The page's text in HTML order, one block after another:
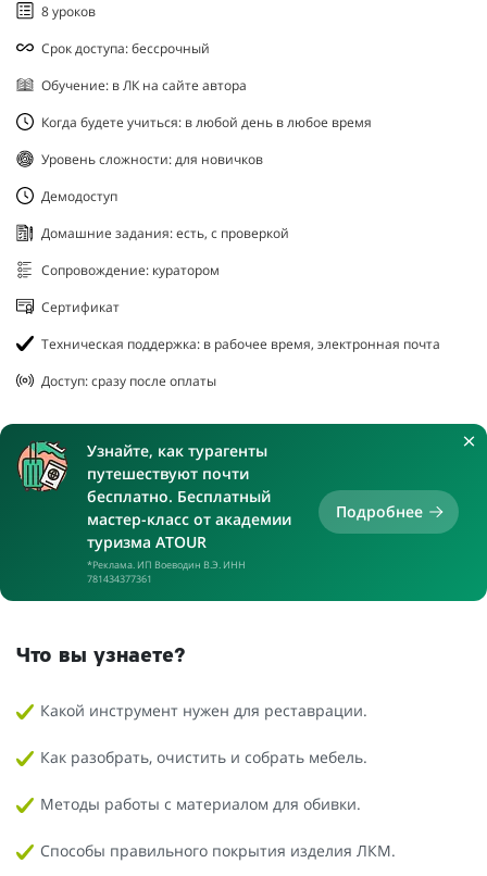
8 уроков
Срок доступа: бессрочный
Обучение: в ЛК на сайте автора
Когда будете учиться: в любой день в любое время
Уровень сложности: для новичков
Демодоступ
Домашние задания: есть, с проверкой
Сопровождение: куратором
Сертификат
Техническая поддержка: в рабочее время, электронная почта
Доступ: сразу после оплаты
Узнайте, как турагенты
путешествуют почти
бесплатно. Бесплатный
мастер-класс от академии
туризма ATOUR
*Реклама. ИП Воеводин В.Э. ИНН
781434377361
Подробнее
Что вы узнаете?
Какой инструмент нужен для реставрации.
Как разобрать, очистить и собрать мебель.
Методы работы с материалом для обивки.
Способы правильного покрытия изделия ЛКМ.